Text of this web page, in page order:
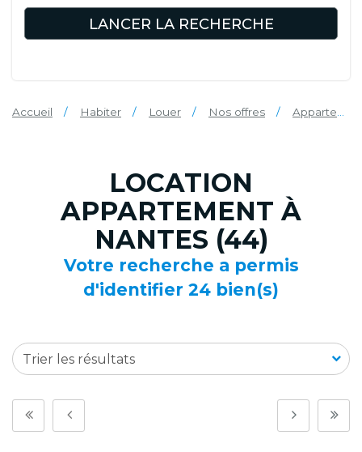
LANCER LA RECHERCHE
Accueil Habiter Louer Nos offres Appartement
LOCATION
APPARTEMENT À
NANTES (44)
Votre recherche a permis
d'identifier 24 bien(s)
Trier les résultats